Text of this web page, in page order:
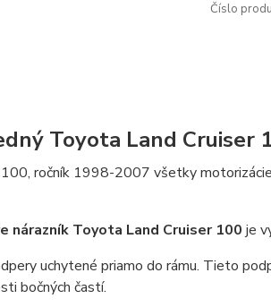
Číslo
Toyota Land Cruiser
ročník 1998-2007 všetky
nárazník Toyota Land Cruiser 100 je
uchytené priamo do rámu. Tieto
bočných častí.